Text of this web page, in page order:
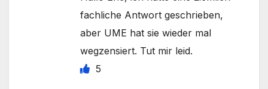
fachliche Antwort geschrieben,
aber UME hat sie wieder mal
wegzensiert. Tut mir leid.
5